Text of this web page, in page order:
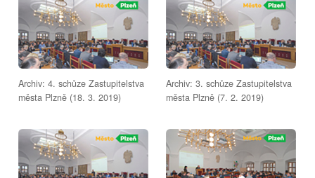
Archiv: 4. schůze Zastupitelstva
města Plzně (18. 3. 2019)
Archiv: 3. schůze Zastupitelstva
města Plzně (7. 2. 2019)